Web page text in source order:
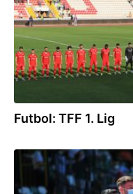
Futbol: TFF 1. Lig
19.05.2021